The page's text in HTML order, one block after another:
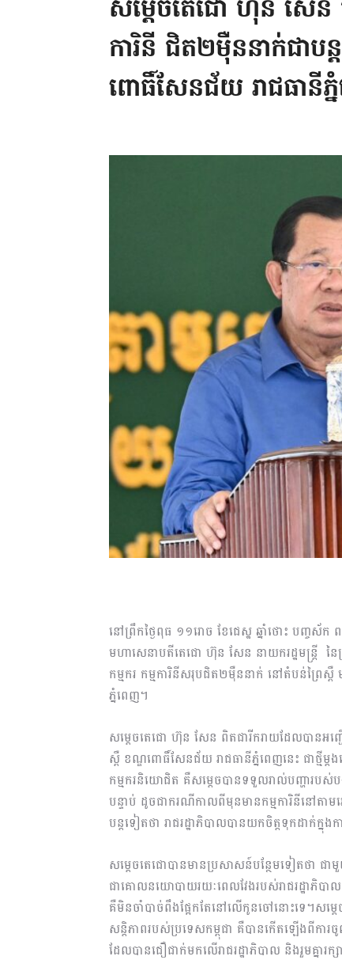
សម្តេចតេជោ ហ៊ុន សែន
ការិនី ជិត២ម៉ឺននាក់ជាប
ពោធិ៍សែនជ័យ រាជធានីភ្
នៅព្រឹកថ្ងៃពុធ ១១រោច ខែជេស្ឋ ឆ្នាំថោះ បញ្ចស័
មហាសេនាបតីតេជោ ហ៊ុន សែន នាយករដ្ឋមន្ត្រី ន
កម្មករ កម្មការិនីសរុបជិត២ម៉ឺននាក់ នៅតំបន់ព្រ
ភ្នំពេញ។
សម្តេចតេជោ ហ៊ុន សែន ពិតជារីករាយដែលបានអ
ស្ពឺ ខណ្ឌពោធិ៍សែនជ័យ រាជធានីភ្នំពេញនេះ ជាថ្មីម្
កម្មករនិយោជិត គឺសម្ដេចបានទទួលរាល់បញ្ហារបស់
បន្ទាប់ ដូចជាករណីកាលពីមុនមានកម្មការិនីនៅតា
បន្តទៀតថា រាជរដ្ឋាភិបាលបានយកចិត្តទុកដាក់ក្
សម្តេចតេជោបានមានប្រសាសន៍បន្ថែមទៀតថា
ជាគោលនយោបាយរយៈពេលវែងរបស់រាជរដ្ឋាភិប
គឺមិនចាំបាច់ពឹងផ្អែកតែនៅលើកូនចៅនោះទេ។សម្
សន្ដិភាពរបស់ប្រទេសកម្ពុជា គឺបានកើតឡើងពីក
ដែលបានជឿជាក់មកលើរាជរដ្ឋាភិបាល និងរួមគ្នារ